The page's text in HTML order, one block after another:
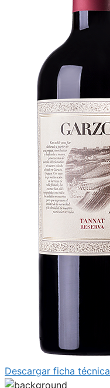
Descargar ficha técnica